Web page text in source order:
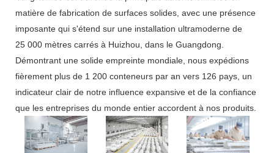
matière de fabrication de surfaces solides, avec une présence
imposante qui s'étend sur une installation ultramoderne de
25 000 mètres carrés à Huizhou, dans le Guangdong.
Démontrant une solide empreinte mondiale, nous expédions
fièrement plus de 1 200 conteneurs par an vers 126 pays, un
indicateur clair de notre influence expansive et de la confiance
que les entreprises du monde entier accordent à nos produits.